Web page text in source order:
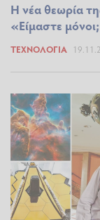
Η νέα θεωρία
«Είμαστε
ΤΕΧΝΟΛΟΓΊΑ